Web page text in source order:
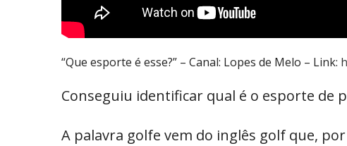
“Que esporte é esse?” – Canal: Lopes de Melo – Link:
Conseguiu identificar qual é o esporte de
A palavra golfe vem do inglês golf que,